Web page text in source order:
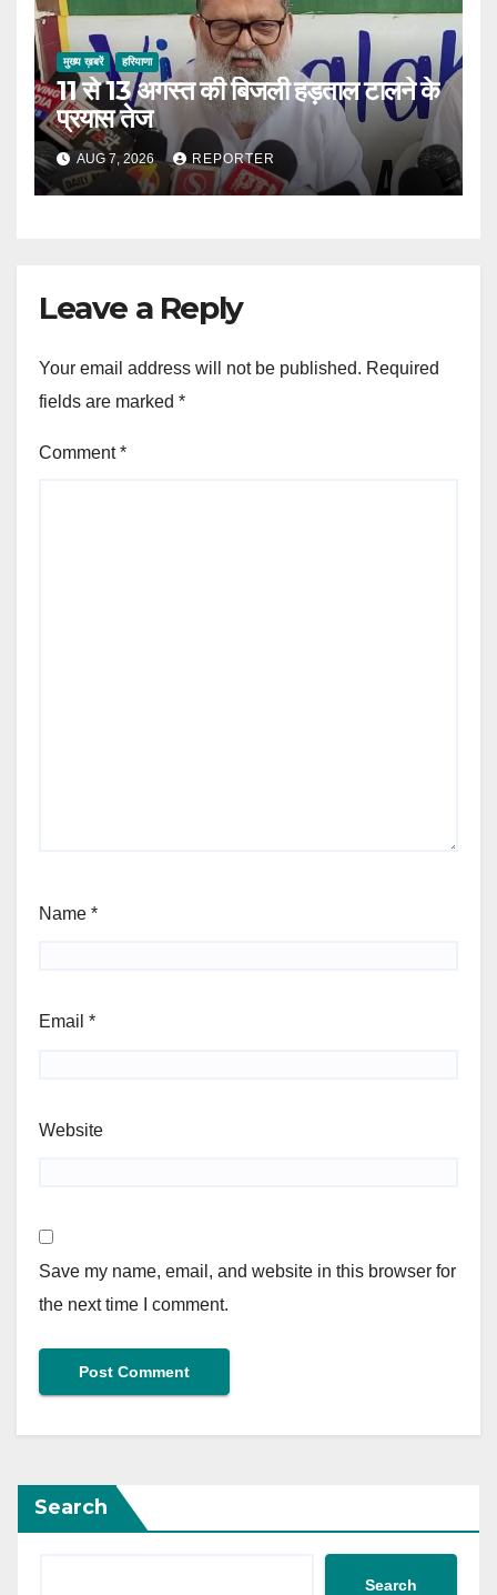
मुख्य ख़बरें हरियाणा
11 से 13 अगस्त की बिजली हड़ताल टालने के
प्रयास तेज
AUG 7, 2026 REPORTER
Leave a Reply
Your email address will not be published. Required
fields are marked *
Comment*
Name *
Email *
Website
Save my name, email, and website in this browser for
the next time I comment.
Search
Search